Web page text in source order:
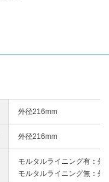
外径216mm
外径216mm
モルタルライニング有：外
モルタルライニング無：外